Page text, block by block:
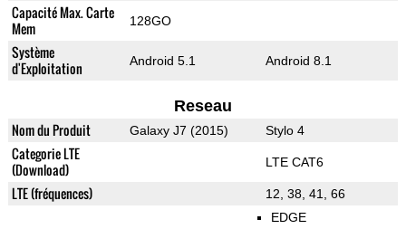
Capacité Max. Carte
Mem
128GO
Système
d'Exploitation
Android 5.1 Android 8.1
Reseau
Nom du Produit Galaxy J7 (2015) Stylo 4
Categorie LTE
(Download)
LTE CAT6
LTE (fréquences) 12, 38, 41, 66
EDGE